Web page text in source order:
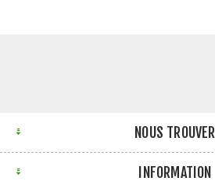
NOUS TROUVER
INFORMATION